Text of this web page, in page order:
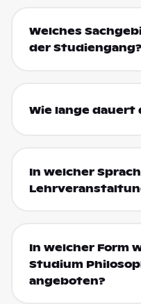
Welches
der
Wie lange dauert
In welcher
In welcher Form
Studium
angeboten?